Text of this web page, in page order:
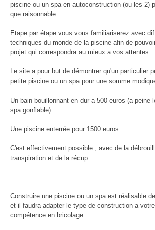
piscine ou un spa en autoconstruction (ou les 2)
que raisonnable .
Etape par étape vous vous familiariserez avec
techniques du monde de la piscine afin de
projet qui correspondra au mieux a vos attentes .
Le site a pour but de démontrer qu'un particulier
petite piscine ou un spa pour une somme
Un bain bouillonnant en dur a 500 euros (a peine
spa gonflable) .
Une piscine enterrée pour 1500 euros .
C'est effectivement possible , avec de la
transpiration et de la récup.
Construire une piscine ou un spa est réalisable
et il faudra adapter le type de construction a
compétence en bricolage.